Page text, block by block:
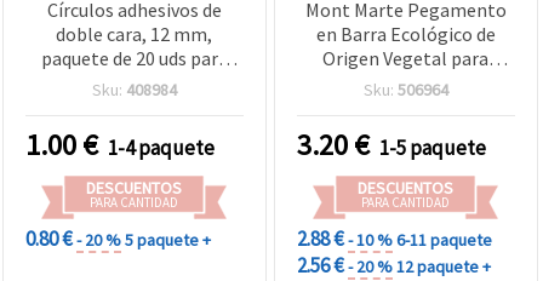
Círculos adhesivos de
doble cara, 12 mm,
paquete de 20 uds para
manualidades y
Sku: 408984
1.00€ 1-4 paquete
DESCUENTOS
PARA CANTIDAD
0.80 €- 20 %5 paquete +
Mont Marte Pegamento
en Barra Ecológico de
Origen Vegetal para
Manualidades, Fórmula en
Sku: 506964
3.20€ 1-5 paquete
DESCUENTOS
PARA CANTIDAD
2.88 €- 10 %6-11 paquete
2.56 €- 20 %12 paquete +